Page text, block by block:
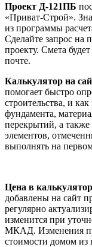
Проект Д-121ПБ
«Приват-Строй».
из программы
Сделайте запрос на
проекту. Смета
почте.
Калькулятор на
помогает быстро
строительства, и
фундамента,
перекрытий, а
элементов,
выполнять на
Цена в
добавлены на сайт
регулярно
изменится при
МКАД. Изменения
стоимости домом из